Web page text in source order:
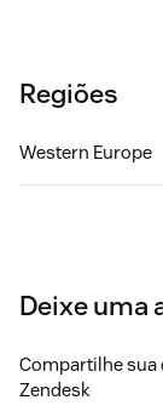
Regiões
Western Europe
Deixe uma
Compartilhe sua
Zendesk